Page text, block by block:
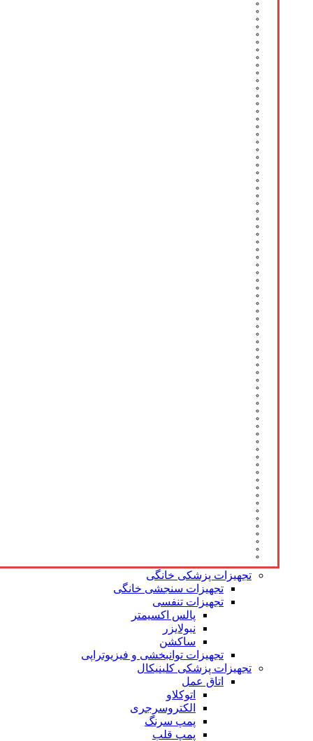
تجهیزات پزشکی خانگی
تجهیزات سنجشی خانگی
تجهیزات تنفسی
پالس اکسیمتر
نبولایزر
ساکشن
تجهیزات توانبخشی و فیزیوتراپی
تجهیزات پزشکی کلینیکال
اتاق عمل
اتوکلاو
الکتروسرجری
پمپ سرنگ
پمپ قلب